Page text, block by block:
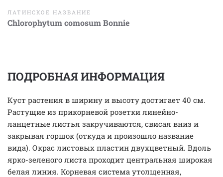
ЛАТИНСКОЕ НАЗВАНИЕ
Chlorophytum comosum Bonnie
ПОДРОБНАЯ ИНФОРМАЦИЯ
Куст растения в ширину и высоту достигает 40 см.
Растущие из прикорневой розетки линейно-
ланцетные листья закручиваются, свисая вниз и
закрывая горшок (откуда и произошло название
вида). Окрас листовых пластин двухцветный. Вдоль
ярко-зеленого листа проходит центральная широкая
белая линия. Корневая система утолщенная,